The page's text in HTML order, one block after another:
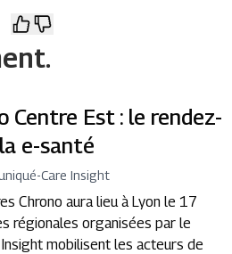
Centre Est : le rendez-
e-santé
-Care Insight
Chrono aura lieu à Lyon le 17
régionales organisées par le
mobilisent les acteurs de